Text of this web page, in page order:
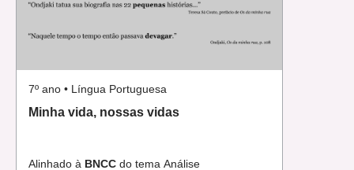
7º ano • Língua Portuguesa
Minha vida, nossas vidas
Alinhado à BNCC do tema Análise